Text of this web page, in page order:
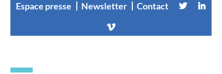
Espace presse Newsletter Contact